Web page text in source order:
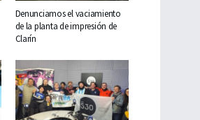
Denunciamos el vaciamiento
de la planta de impresión de
Clarín